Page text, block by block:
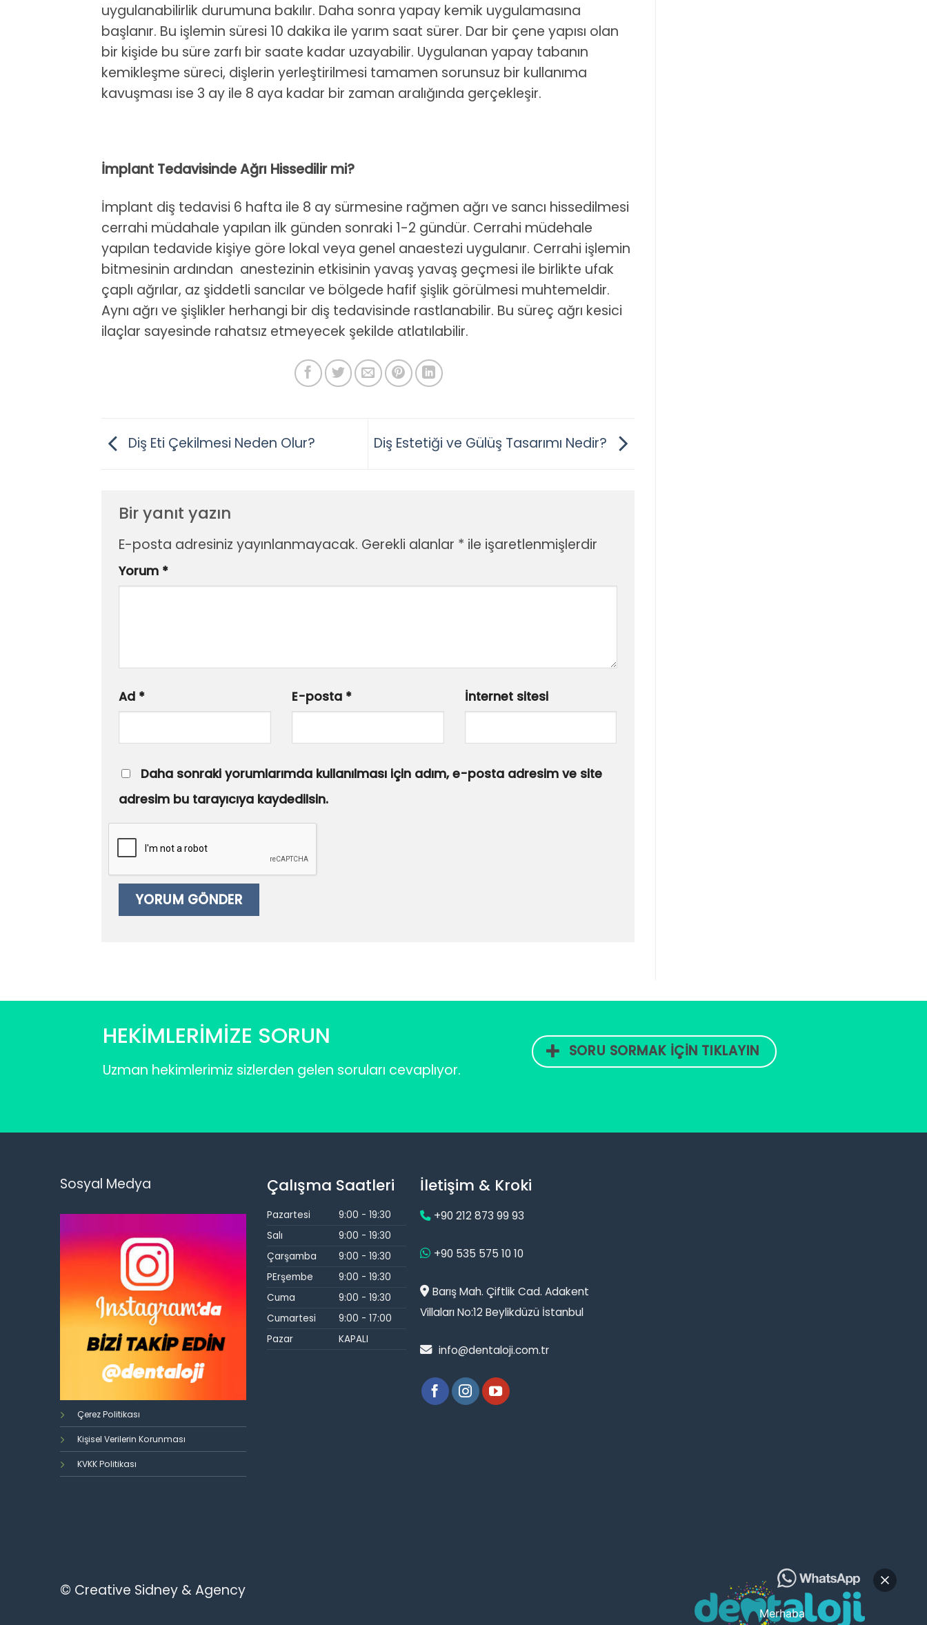
uygulanabilirlik durumuna bakılır. Daha sonra yapay kemik uygulamasına
başlanır. Bu işlemin süresi 10 dakika ile yarım saat sürer. Dar bir çene yapısı olan
bir kişide bu süre zarfı bir saate kadar uzayabilir. Uygulanan yapay tabanın
kemikleşme süreci, dişlerin yerleştirilmesi tamamen sorunsuz bir kullanıma
kavuşması ise 3 ay ile 8 aya kadar bir zaman aralığında gerçekleşir.
İmplant Tedavisinde Ağrı Hissedilir mi?
İmplant diş tedavisi 6 hafta ile 8 ay sürmesine rağmen ağrı ve sancı hissedilmesi
cerrahi müdahale yapılan ilk günden sonraki 1-2 gündür. Cerrahi müdehale
yapılan tedavide kişiye göre lokal veya genel anaestezi uygulanır. Cerrahi işlemin
bitmesinin ardından anestezinin etkisinin yavaş yavaş geçmesi ile birlikte ufak
çaplı ağrılar, az şiddetli sancılar ve bölgede hafif şişlik görülmesi muhtemeldir.
Aynı ağrı ve şişlikler herhangi bir diş tedavisinde rastlanabilir. Bu süreç ağrı kesici
ilaçlar sayesinde rahatsız etmeyecek şekilde atlatılabilir.
Diş Eti Çekilmesi Neden Olur? Diş Estetiği ve Gülüş Tasarımı Nedir?
Bir yanıt yazın
E-posta adresiniz yayınlanmayacak. Gerekli alanlar * ile işaretlenmişlerdir
Yorum *
Ad * E-posta * İnternet sitesi
Daha sonraki yorumlarımda kullanılması için adım, e-posta adresim ve site
adresim bu tarayıcıya kaydedilsin.
HEKİMLERİMİZE SORUN
Uzman hekimlerimiz sizlerden gelen soruları cevaplıyor.
SORU SORMAK İÇİN TIKLAYIN
Sosyal Medya
Çerez Politikası
Kişisel Verilerin Korunması
KVKK Politikası
Çalışma Saatleri
Pazartesi
9:00 - 19:30
Salı
9:00 - 19:30
Çarşamba
9:00 - 19:30
PErşembe
9:00 - 19:30
Cuma
9:00 - 19:30
Cumartesi
9:00 - 17:00
Pazar
KAPALI
İletişim & Kroki
+90 212 873 99 93
+90 535 575 10 10
Barış Mah. Çiftlik Cad. Adakent
Villaları No:12 Beylikdüzü İstanbul
info@dentaloji.com.tr
© Creative Sidney & Agency
Merhaba